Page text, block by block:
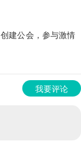
建公会，参与激情
我要评论